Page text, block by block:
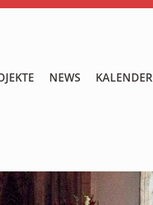
NEWS KALENDER